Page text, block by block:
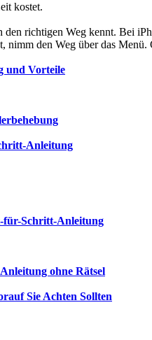
kostet.
richtigen Weg kennt. Bei
den Weg über das Menü.
und Vorteile
Anleitung
für-Schritt-Anleitung
ohne Rätsel
Sie Achten Sollten